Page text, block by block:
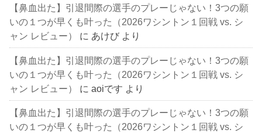
【鼻血出た】引退間際の選手のプレーじゃない！3つの願
いの１つが早くも叶った（2026ワシントン１回戦 vs. シ
ャン レビュー）
に あけび より
【鼻血出た】引退間際の選手のプレーじゃない！3つの願
いの１つが早くも叶った（2026ワシントン１回戦 vs. シ
ャン レビュー）
にaoiです より
【鼻血出た】引退間際の選手のプレーじゃない！3つの願
いの１つが早くも叶った（2026ワシントン１回戦 vs. シ